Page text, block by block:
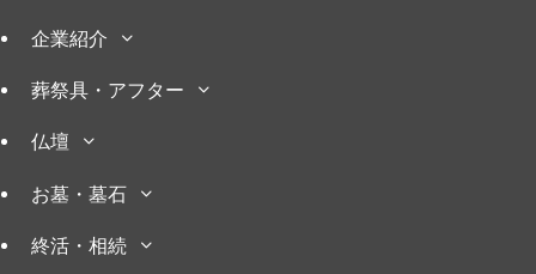
企業紹介
葬祭具・アフター
仏壇
お墓・墓石
終活・相続